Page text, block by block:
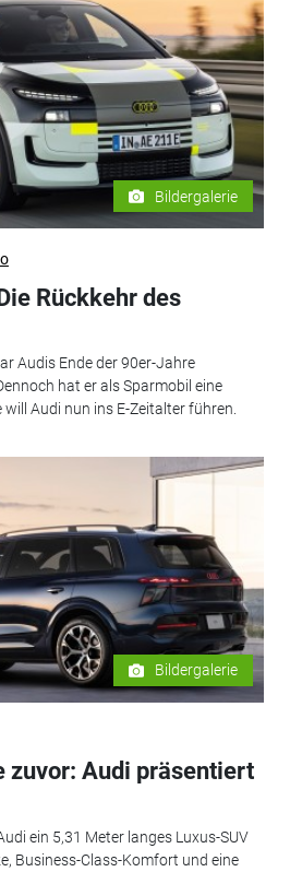
Bildergalerie
Rückkehr des
Audis Ende der 90er-Jahre
hat er als Sparmobil eine
Audi nun ins E-Zeitalter führen.
Bildergalerie
zuvor: Audi präsentiert
ein 5,31 Meter langes Luxus-SUV
Business-Class-Komfort und eine